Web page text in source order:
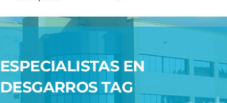
ESPECIALISTAS EN
DESGARROS TAG